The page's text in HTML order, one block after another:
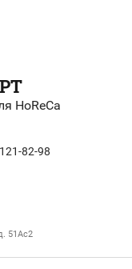
HoReCa
82-98
51Ac2